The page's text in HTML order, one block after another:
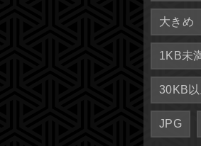
大きめ
1KB未
30KB以
JPG